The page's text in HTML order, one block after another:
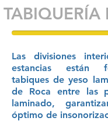
TABIQUERÍA
Las divisiones
estancias están
tabiques de yeso
de Roca entre las
laminado,
óptimo de